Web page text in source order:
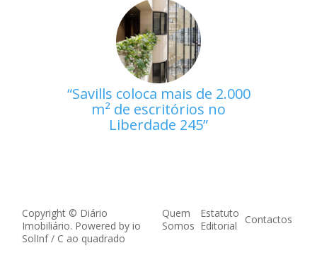
Savills coloca mais de 2.000
m² de escritórios no
Liberdade 245
Copyright © Diário
Imobiliário. Powered by io
SolInf/ C ao quadrado
Quem
Somos
Estatuto
Editorial
Contactos